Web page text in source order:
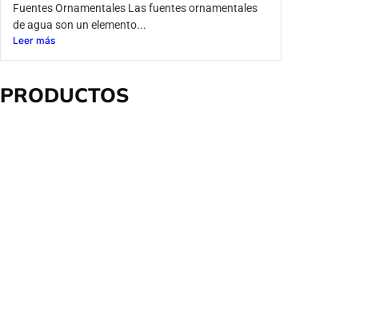
Fuentes Ornamentales Las fuentes ornamentales
de agua son un elemento...
Leer más
PRODUCTOS